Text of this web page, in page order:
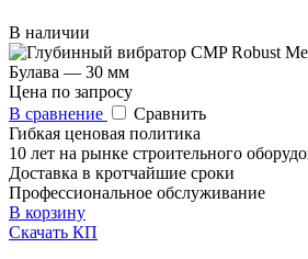
В наличии
Цена по запросу
В сравнение
Сравнить
Гибкая ценовая политика
10 лет на рынке строительного
Доставка в кротчайшие сроки
Профессиональное обслуживание
В корзину
Скачать КП